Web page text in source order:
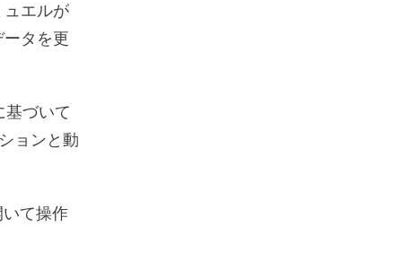
ュエルが
タを更
づいて
ョンと動
て操作